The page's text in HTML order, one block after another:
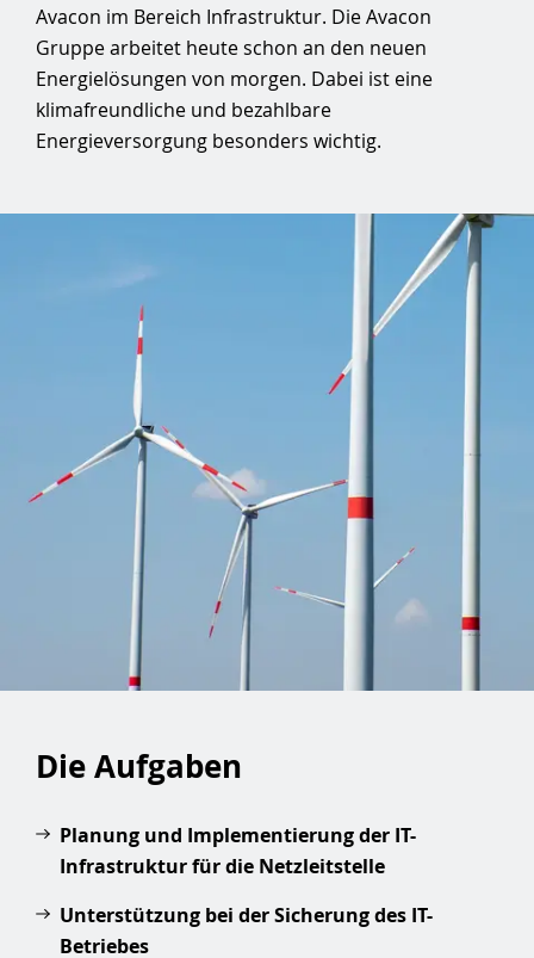
Avacon im Bereich Infrastruktur. Die Avacon
Gruppe arbeitet heute schon an den neuen
Energielösungen von morgen. Dabei ist eine
klimafreundliche und bezahlbare
Energieversorgung besonders wichtig.
Die Aufgaben
Planung und Implementierung der IT-
Infrastruktur für die Netzleitstelle
Unterstützung bei der Sicherung des IT-
Betriebes